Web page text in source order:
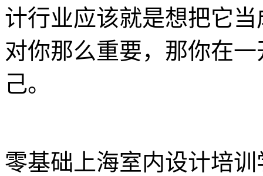
计行业应该就是想把它
对你那么重要，那你在
己。
零基础上海室内设计培